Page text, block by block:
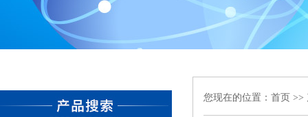
您现在的位置： 首页 >>